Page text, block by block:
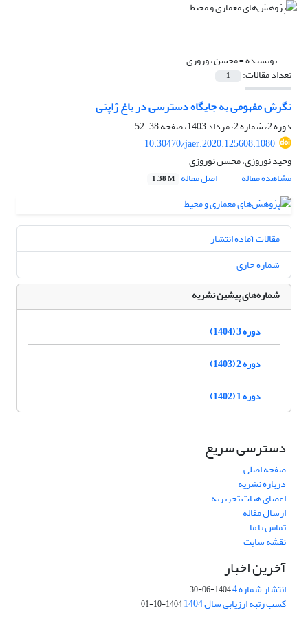
نویسنده =محسن نوروزی
تعداد مقالات: 1
نگرش مفهومی به جایگاه دسترسی در باغ ژاپنی
دوره 2، شماره 2، مرداد 1403، صفحه
38-52
10.30470/jaer.2020.125608.1080
وحید نوروزی، محسن نوروزی
مشاهده مقاله
اصل مقاله 1.38 M
مقالات آماده انتشار
شماره جاری
شماره‌های پیشین نشریه
دوره 3 (1404)
دوره 2 (1403)
دوره 1 (1402)
دسترسی سریع
صفحه اصلی
درباره نشریه
اعضای هیات تحریریه
ارسال مقاله
تماس با ما
نقشه سایت
آخرین اخبار
انتشار شماره 4 1404-06-30
کسب رتبه ارزیابی سال 1404 1404-10-01